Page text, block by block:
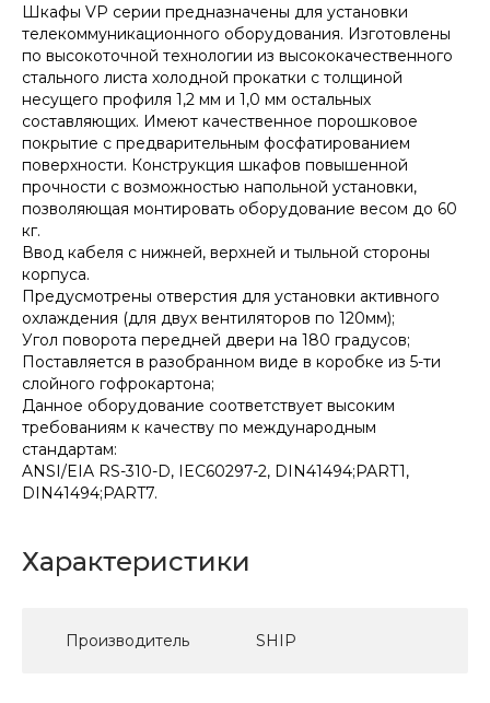
Шкафы VP серии предназначены для установки
телекоммуникационного оборудования. Изготовлены
по высокоточной технологии из высококачественного
стального листа холодной прокатки с толщиной
несущего профиля 1,2 мм и 1,0 мм остальных
составляющих. Имеют качественное порошковое
покрытие с предварительным фосфатированием
поверхности. Конструкция шкафов повышенной
прочности с возможностью напольной установки,
позволяющая монтировать оборудование весом до 60
кг.
Ввод кабеля с нижней, верхней и тыльной стороны
корпуса.
Предусмотрены отверстия для установки активного
охлаждения (для двух вентиляторов по 120мм);
Угол поворота передней двери на 180 градусов;
Поставляется в разобранном виде в коробке из 5-ти
слойного гофрокартона;
Данное оборудование соответствует высоким
требованиям к качеству по международным
стандартам:
ANSI/EIA RS-310-D, IEC60297-2, DIN41494;PART1,
DIN41494;PART7.
Характеристики
Производитель SHIP